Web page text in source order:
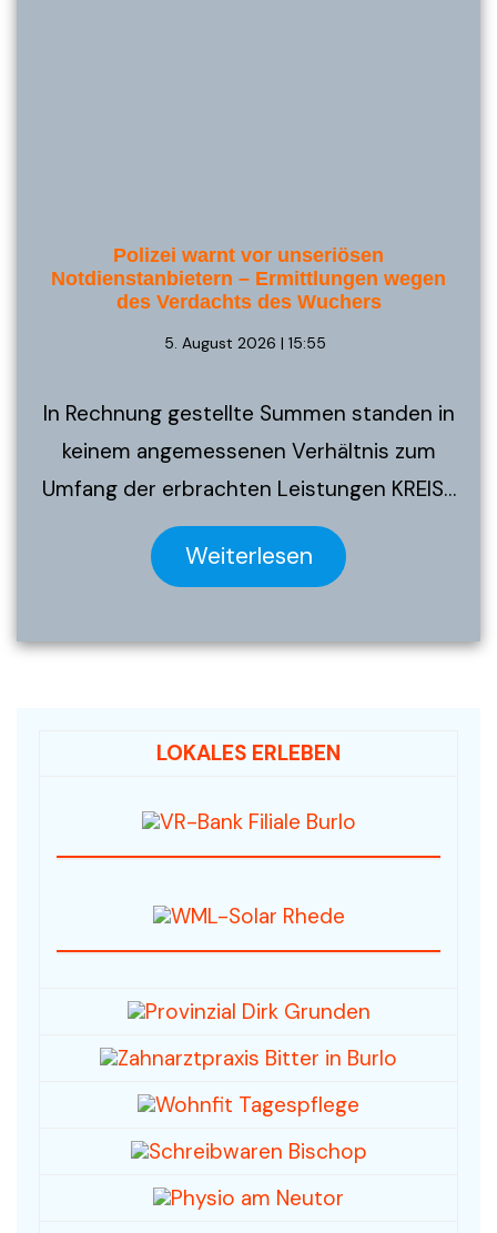
Polizei warnt vor unseriösen
Notdienstanbietern – Ermittlungen wegen
des Verdachts des Wuchers
5. August 2026 | 15:55
In Rechnung gestellte Summen standen in
keinem angemessenen Verhältnis zum
Umfang der erbrachten Leistungen KREIS…
Weiterlesen
LOKALES ERLEBEN